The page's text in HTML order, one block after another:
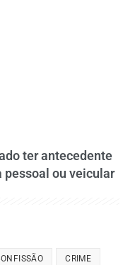
ter antecedente
pessoal ou veicular
CRIME